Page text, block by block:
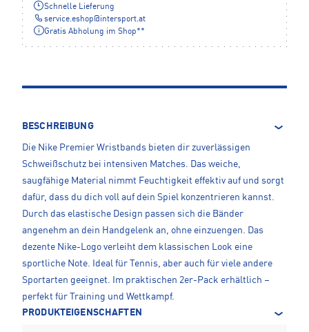
Schnelle Lieferung
service.eshop@ intersport.at
Gratis Abholung im Shop**
BESCHREIBUNG
Die Nike Premier Wristbands bieten dir zuverlässigen
Schweißschutz bei intensiven Matches. Das weiche,
saugfähige Material nimmt Feuchtigkeit effektiv auf und sorgt
dafür, dass du dich voll auf dein Spiel konzentrieren kannst.
Durch das elastische Design passen sich die Bänder
angenehm an dein Handgelenk an, ohne einzuengen. Das
dezente Nike-Logo verleiht dem klassischen Look eine
sportliche Note. Ideal für Tennis, aber auch für viele andere
Sportarten geeignet. Im praktischen 2er-Pack erhältlich –
perfekt für Training und Wettkampf.
PRODUKTEIGENSCHAFTEN